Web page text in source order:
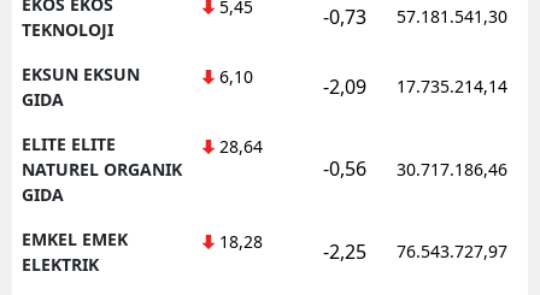
TEKNOLOJI
5,45 -0,73 57.181.541,30
EKSUN EKSUN
GIDA
6,10 -2,09 17.735.214,14
ELITE ELITE
NATUREL ORGANIK
GIDA
28,64
-0,56 30.717.186,46
EMKEL EMEK
ELEKTRIK
18,28 -2,25 76.543.727,97